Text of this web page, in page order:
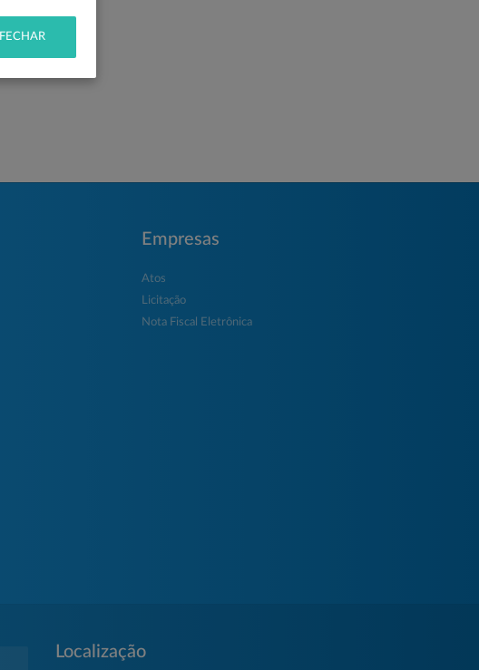
FECHAR
Empresas
Atos
Licitação
Nota Fiscal Eletrônica
Localização